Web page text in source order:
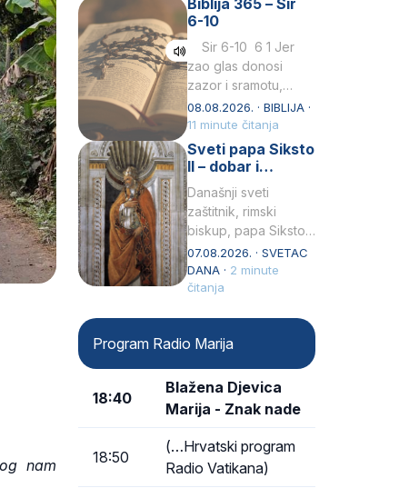
nam
Praedicatorum – OP).
Svojim životom,
dubokom ljubavlju
prema Kristu…
Biblija 365 – Sir
6-10
Sir 6-10 6 1 Jer
zao glas donosi
zazor i sramotu,
kako to biva
grešniku
licemjernom.2 Ne
predaj se u…
08.08.2026. · BIBLIJA ·
11 minute čitanja
Sveti papa Siksto
II – dobar i
miroljubiv pastir
Današnji sveti
zaštitnik, rimski
biskup, papa Siksto
(Sixtus) II, prema
knjizi Liber
Pontificalis bio je
Obnovio je odnose s
afričkim…
07.08.2026. · SVETAC
DANA · 2 minute
čitanja
Program Radio Marija
18:40
Blažena Djevica
Marija - Znak nade
18:50
(…Hrvatski program
Radio Vatikana)